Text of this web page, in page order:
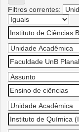
Filtros correntes: